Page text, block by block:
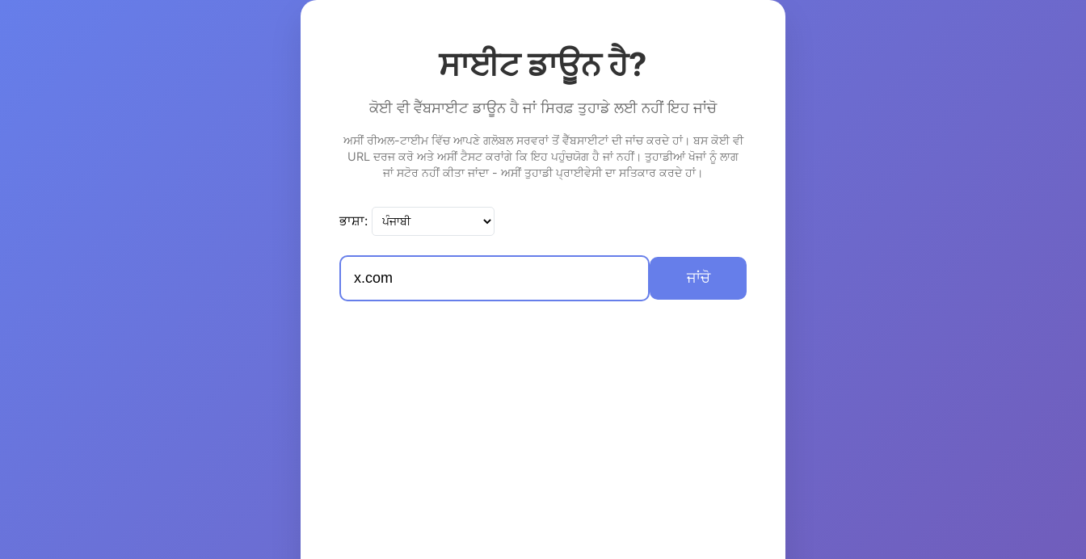
ਸਾਈਟ ਡਾਊਨ ਹੈ?
ਕੋਈ ਵੀ ਵੈੱਬਸਾਈਟ ਡਾਊਨ ਹੈ ਜਾਂ ਸਿਰਫ਼ ਤੁਹਾਡੇ ਲਈ ਨਹੀਂ ਇਹ ਜਾਂਚੋ
ਅਸੀਂ ਰੀਅਲ-ਟਾਈਮ ਵਿੱਚ ਆਪਣੇ ਗਲੋਬਲ ਸਰਵਰਾਂ ਤੋਂ ਵੈੱਬਸਾਈਟਾਂ ਦੀ ਜਾਂਚ ਕਰਦੇ ਹਾਂ। ਬਸ ਕੋਈ ਵੀ
URL ਦਰਜ ਕਰੋ ਅਤੇ ਅਸੀਂ ਟੈਸਟ ਕਰਾਂਗੇ ਕਿ ਇਹ ਪਹੁੰਚਯੋਗ ਹੈ ਜਾਂ ਨਹੀਂ। ਤੁਹਾਡੀਆਂ ਖੋਜਾਂ ਨੂੰ ਲਾਗ
ਜਾਂ ਸਟੋਰ ਨਹੀਂ ਕੀਤਾ ਜਾਂਦਾ - ਅਸੀਂ ਤੁਹਾਡੀ ਪ੍ਰਾਈਵੇਸੀ ਦਾ ਸਤਿਕਾਰ ਕਰਦੇ ਹਾਂ।
ਭਾਸ਼ਾ:
ਜਾਂਚੋ